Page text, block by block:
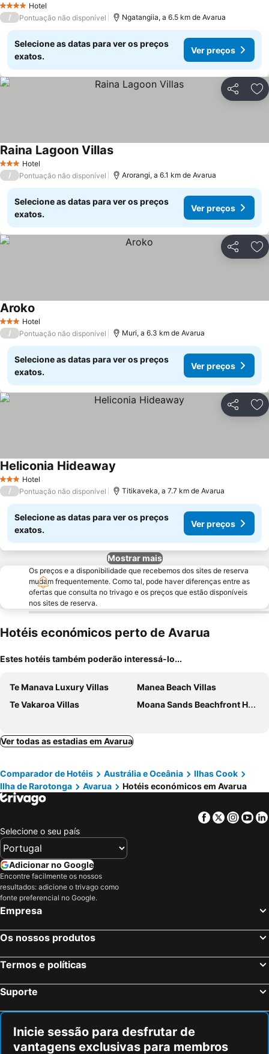
4 EstrelasHotel
/ Pontuação não disponível Ngatangiia, a 6.5 km de Avarua
Selecione as datas para ver os preços
exatos.
Ver preços
Partilhar
3 EstrelasHotel
Raina Lagoon Villas
/ Pontuação não disponível Arorangi, a 6.1 km de Avarua
Selecione as datas para ver os preços
exatos.
Ver preços
Partilhar
3 EstrelasHotel
Aroko
/ Pontuação não disponível Muri, a 6.3 km de Avarua
Selecione as datas para ver os preços
exatos.
Ver preços
Partilhar
3 EstrelasHotel
Heliconia Hideaway
/ Pontuação não disponível Titikaveka, a 7.7 km de Avarua
Selecione as datas para ver os preços
exatos.
Ver preços
Mostrar mais
Os preços e a disponibilidade que recebemos dos sites de reserva
mudam frequentemente. Como tal, pode haver diferenças entre as
ofertas que consulta no trivago e os preços que estão disponíveis
nos sites de reserva.
Hotéis económicos perto de Avarua
Estes hotéis também poderão interessá-lo...
Te Manava Luxury Villas
Manea Beach Villas
Te Vakaroa Villas
Moana Sands Beachfront Hotel
Ver todas as estadias em Avarua
Comparador de Hotéis Austrália e Oceânia
Ilhas Cook
Ilha de Rarotonga
Avarua Hotéis económicos em Avarua
Facebook
Twitter
Selecione o seu país
Adicionar no Google
Encontre facilmente os nossos
resultados: adicione o trivago como
fonte preferencial no Google.
Empresa
Os nossos produtos
Termos e políticas
Suporte
Inicie sessão para desfrutar de
vantagens exclusivas para membros